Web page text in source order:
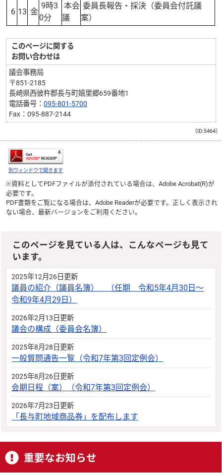
6 13 金
9時3
0分
本会
議
委員長報告・採決（委員会付託議
案）
このページに関する
お問い合わせは
議会事務局
〒851-2185
長崎県西彼杵郡長与町嬉里郷659番地1
電話番号：095-801-5700
Fax：095-887-2144
（ID:5464）
別ウィンドウで開きます
※資料としてPDFファイルが添付されている場合は、Adobe Acrobat(R)が
必要です。
PDF書類をご覧になる場合は、Adobe Readerが必要です。正しく表示され
ない場合、最新バージョンをご利用ください。
このページを見ている人は、こんなページも見て
います。
2025年12月26日更新
議員の紹介（議員名簿） （任期 令和5年4月30日〜
令和9年4月29日）
2026年2月13日更新
議会の構成（委員会名簿）
2025年8月28日更新
一般質問通告一覧（令和7年第3回定例会）
2025年8月26日更新
会期日程（案）（令和7年第3回定例会）
2026年7月23日更新
「長与町地域商品券」を配布します
重要なお知らせ